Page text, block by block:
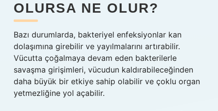
OLURSA NE OLUR?
Bazı durumlarda, bakteriyel enfeksiyonlar kan
dolaşımına girebilir ve yayılmalarını artırabilir.
Vücutta çoğalmaya devam eden bakterilerle
savaşma girişimleri, vücudun kaldırabileceğinden
daha büyük bir etkiye sahip olabilir ve çoklu organ
yetmezliğine yol açabilir.